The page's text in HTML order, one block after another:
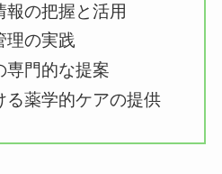
報の把握と活用
理の実践
専門的な提案
る薬学的ケアの提供